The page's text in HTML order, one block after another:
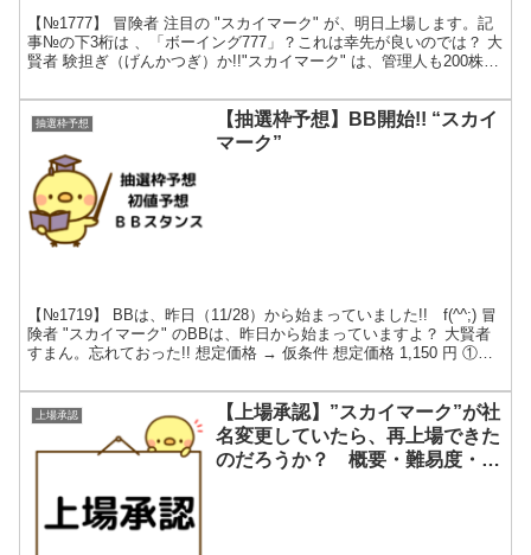
【№1777】 冒険者 注目の "スカイマーク" が、明日上場します。記
事№の下3桁は 、「ボーイング777」？これは幸先が良いのでは？ 大
賢者 験担ぎ（げんかつぎ）か!!"スカイマーク" は、管理人も200株当
抽選枠予想
【抽選枠予想】BB開始!! “スカイ
マーク”
【№1719】 BBは、昨日（11/28）から始まっていました!! f(^^;) 冒
険者 "スカイマーク" のBBは、昨日から始まっていますよ？ 大賢者
すまん。忘れておった!! 想定価格 → 仮条件 想定価格 1,150 円 ①仮
上場承認
【上場承認】”スカイマーク”が社
名変更していたら、再上場できた
のだろうか？ 概要・難易度・売